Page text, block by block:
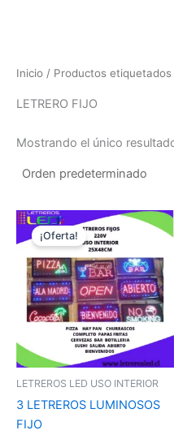
Inicio / Productos etiquetados
LETRERO FIJO
Mostrando el único
¡Oferta!
LETREROS LED USO INTERIOR
3 LETREROS LUMINOSOS
FIJO
El
precio
original
era:
$25,990.
El
precio
actual
es:
$20,000.